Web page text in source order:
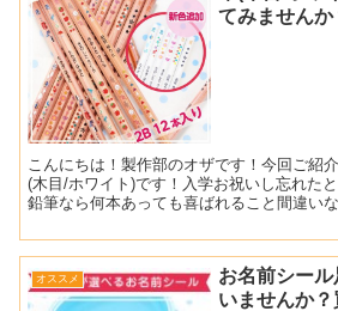
てみませんか
こんにちは！製作部のオザです！今回ご紹
(木目/ホワイト)です！入学お祝いし忘れた
鉛筆なら何本あっても喜ばれること間違い
オススメ
お名前シー
いませんか